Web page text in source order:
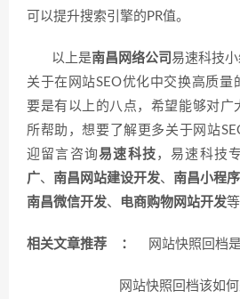
可以提升搜索引擎的PR值。
以上是南昌网络公司 易速科技
关于在网站SEO优化中交换高质量
要是有以上的八点，希望能够对广
所帮助，想要了解更多关于网站
迎留言咨询易速科技 ，易速科技
广、 南昌网站建设开发、 南昌小程
南昌微信开发、 电商购物网站开发
相关文章推荐 ： 网站快照回档
网站快照回档该如何